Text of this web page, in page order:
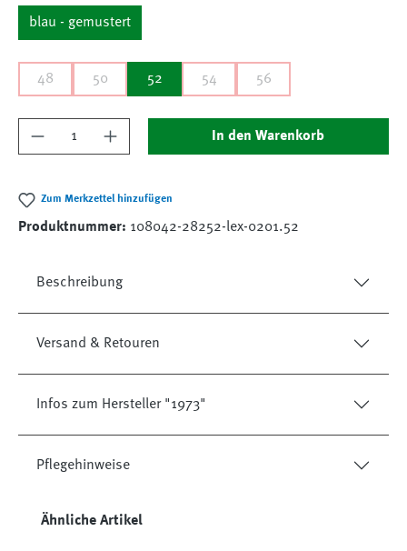
blau - gemustert
48 50 52 54 56
Produkt Anzahl: Gib den gewünschten Wert
In den Warenkorb
Zum Merkzettel hinzufügen
Produktnummer: 108042-28252-lex-0201.52
Beschreibung
Versand & Retouren
Infos zum Hersteller "1973"
Pflegehinweise
Produktgalerie überspringen
Ähnliche Artikel